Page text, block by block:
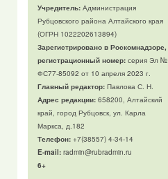
Учредитель:Администрация
Рубцовского района Алтайского края
(ОГРН 1022202613894)
Зарегистрировано в Роскомнадзоре,
регистрационный номер:серия Эл №
ФС77-85092 от 10 апреля 2023 г.
Главный редактор:Павлова С. Н.
Адрес редакции:658200, Алтайский
край, город Рубцовск, ул. Карла
Маркса, д.182
Телефон:+7(38557) 4-34-14
E-mail:radmin@rubradmin.ru
6+